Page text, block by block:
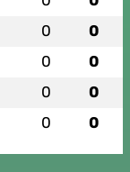
0 0
0 0
0 0
0 0